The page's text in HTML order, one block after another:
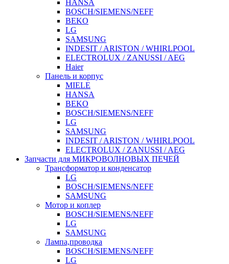
HANSA
BOSCH/SIEMENS/NEFF
BEKO
LG
SAMSUNG
INDESIT / ARISTON / WHIRLPOOL
ELECTROLUX / ZANUSSI / AEG
Haier
Панель и корпус
MIELE
HANSA
BEKO
BOSCH/SIEMENS/NEFF
LG
SAMSUNG
INDESIT / ARISTON / WHIRLPOOL
ELECTROLUX / ZANUSSI / AEG
Запчасти для МИКРОВОЛНОВЫХ ПЕЧЕЙ
Трансформатор и конденсатор
LG
BOSCH/SIEMENS/NEFF
SAMSUNG
Мотор и коплер
BOSCH/SIEMENS/NEFF
LG
SAMSUNG
Лампа,проводка
BOSCH/SIEMENS/NEFF
LG